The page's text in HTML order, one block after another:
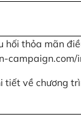
hối thỏa mãn
về chương